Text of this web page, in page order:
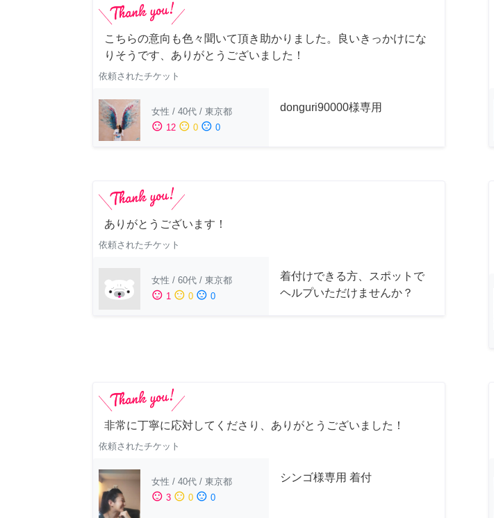
こちらの意向も色々聞いて頂き助かりました。良いきっかけにな
りそうです、ありがとうございました！
依頼されたチケット
女性 / 40代 / 東京都
sentiment_satisfied 12 sentiment_neutral 0 sentiment_dissatisfied 0
donguri90000様専用
ありがとうございます！
依頼されたチケット
女性 / 60代 / 東京都
sentiment_satisfied 1 sentiment_neutral 0 sentiment_dissatisfied 0
着付けできる方、スポットで
ヘルプいただけませんか？
非常に丁寧に応対してくださり、ありがとうございました！
依頼されたチケット
女性 / 40代 / 東京都
sentiment_satisfied 3 sentiment_neutral 0 sentiment_dissatisfied 0
シンゴ様専用 着付